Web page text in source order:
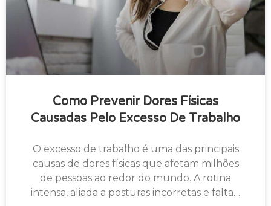
Como Prevenir Dores Físicas
Causadas Pelo Excesso De Trabalho
O excesso de trabalho é uma das principais
causas de dores físicas que afetam milhões
de pessoas ao redor do mundo. A rotina
intensa, aliada a posturas incorretas e falta…